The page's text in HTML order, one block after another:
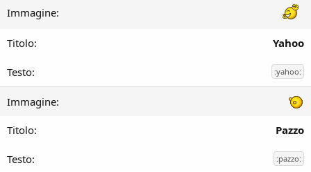
Yahoo
:yahoo:
Pazzo
:pazzo: